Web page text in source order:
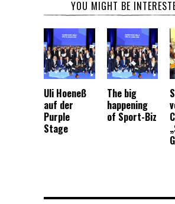
YOU MIGHT BE
Uli Hoeneß
auf der
Purple
Stage
The big
happening
of Sport-Biz